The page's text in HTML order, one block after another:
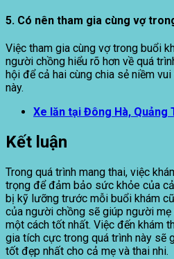
5. Có nên tham gia cùng vợ
Việc tham gia cùng vợ trong buổi
người chồng hiểu rõ hơn về quá
hội để cả hai cùng chia sẻ niềm
này.
Xe lăn tại Đông Hà, Quảng
Kết luận
Trong quá trình mang thai, việc
trọng để đảm bảo sức khỏe của
bị kỹ lưỡng trước mỗi buổi khám
của người chồng sẽ giúp người
một cách tốt nhất. Việc đến khám
gia tích cực trong quá trình này sẽ
tốt đẹp nhất cho cả mẹ và thai nhi.